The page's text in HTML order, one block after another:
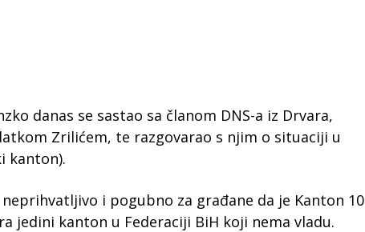
danas se sastao sa članom DNS-a iz Drvara,
Zrilićem, te razgovarao s njim o situaciji u
kanton).
i pogubno za građane da je Kanton 10
jedini kanton u Federaciji BiH koji nema vladu.